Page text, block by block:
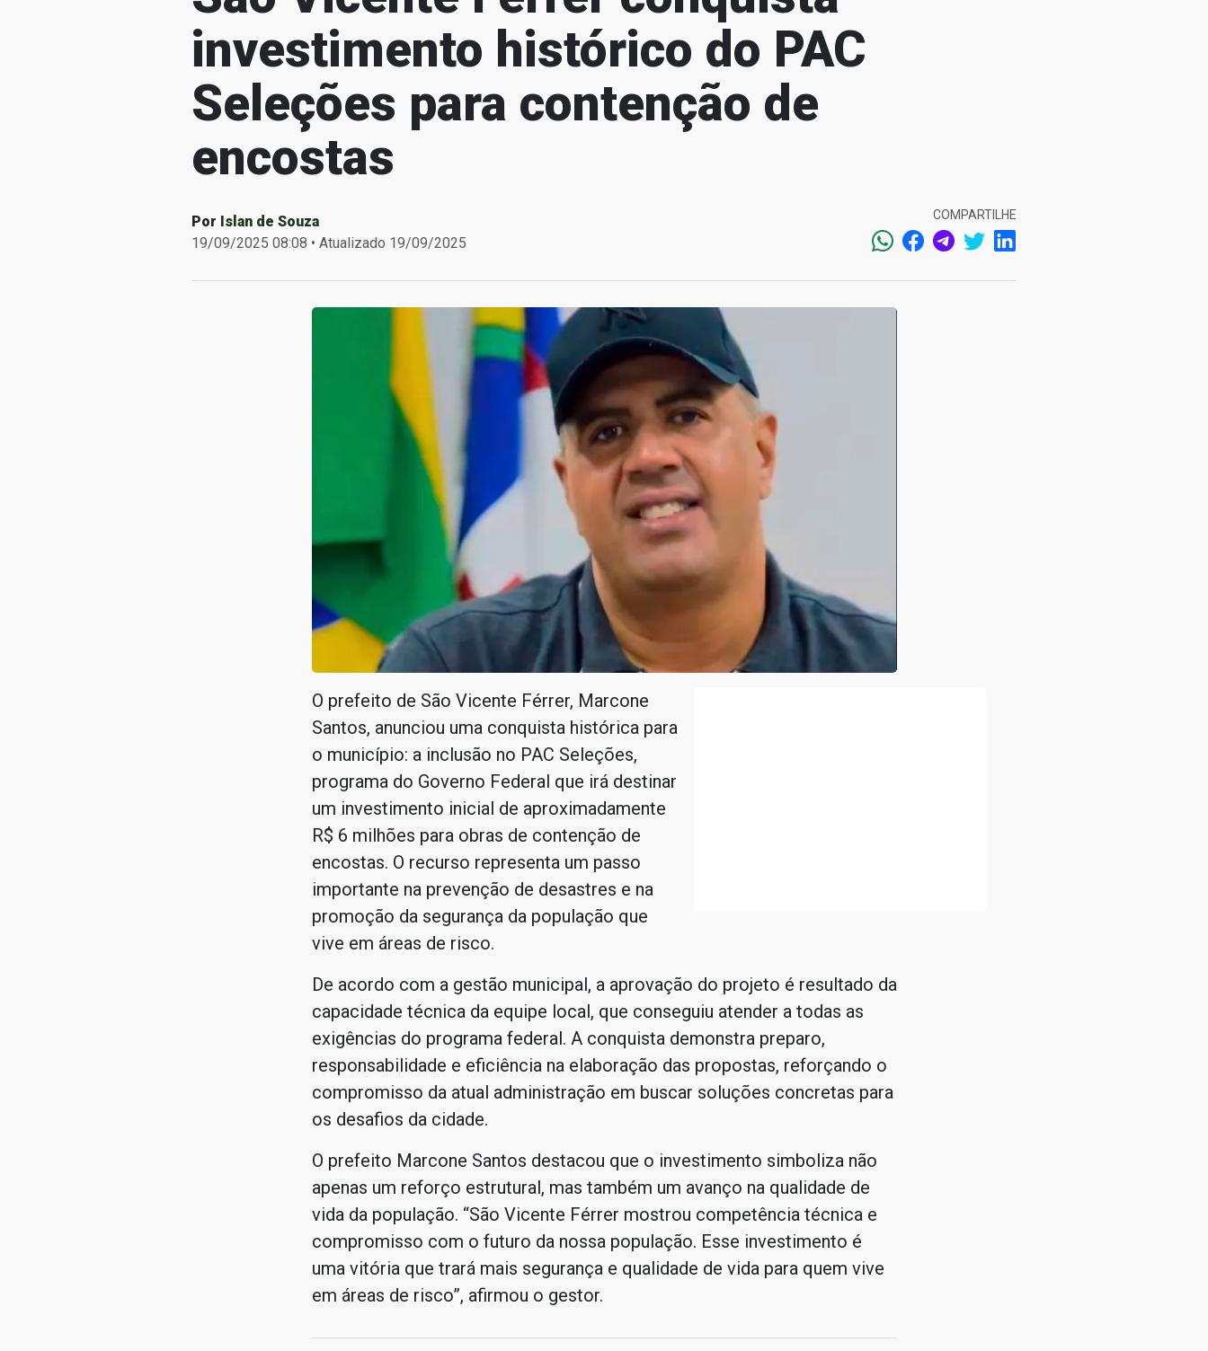
investimento histórico do PAC
Seleções para contenção de
encostas
Por Islan de Souza
19/09/2025 08:08 • Atualizado 19/09/2025
COMPARTILHE
O prefeito de São Vicente Férrer, Marcone
Santos, anunciou uma conquista histórica para
o município: a inclusão no PAC Seleções,
programa do Governo Federal que irá destinar
um investimento inicial de aproximadamente
R$ 6 milhões para obras de contenção de
encostas. O recurso representa um passo
importante na prevenção de desastres e na
promoção da segurança da população que
vive em áreas de risco.
De acordo com a gestão municipal, a aprovação do projeto é resultado da
capacidade técnica da equipe local, que conseguiu atender a todas as
exigências do programa federal. A conquista demonstra preparo,
responsabilidade e eficiência na elaboração das propostas, reforçando o
compromisso da atual administração em buscar soluções concretas para
os desafios da cidade.
O prefeito Marcone Santos destacou que o investimento simboliza não
apenas um reforço estrutural, mas também um avanço na qualidade de
vida da população. “São Vicente Férrer mostrou competência técnica e
compromisso com o futuro da nossa população. Esse investimento é
uma vitória que trará mais segurança e qualidade de vida para quem vive
em áreas de risco”, afirmou o gestor.